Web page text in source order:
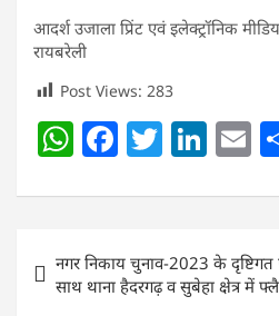
आदर्श उजाला प्रिंट एवं इलेक्ट्रॉनिक
रायबरेली
Post Views: 283
W
at
s
A
F
c
e
b
T
itt
er
Li
k
e
dI
E
ai
l
navigation
नगर निकाय चुनाव-2023 के
साथ थाना हैदरगढ़ व सुबेहा क्षेत्र में